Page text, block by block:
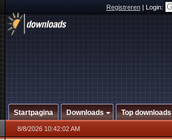
Registreren|Login:
Startpagina Downloads Top downloads
8/8/2026 10:42:02 AM